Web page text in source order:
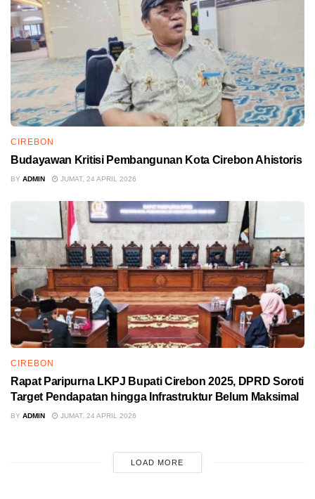
CIREBON
Budayawan Kritisi Pembangunan Kota Cirebon Ahistoris
BY ADMIN JUMAT, 24 APRIL 2026
CIREBON
Rapat Paripurna LKPJ Bupati Cirebon 2025, DPRD Soroti
Target Pendapatan hingga Infrastruktur Belum Maksimal
BY ADMIN JUMAT, 24 APRIL 2026
LOAD MORE